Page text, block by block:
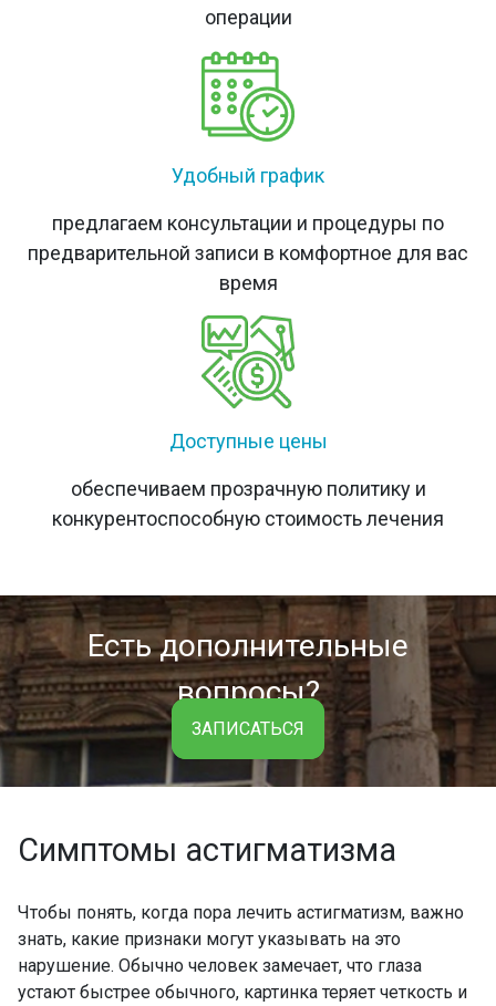
операции
Удобный график
предлагаем консультации и процедуры по
предварительной записи в комфортное для вас
время
Доступные цены
обеспечиваем прозрачную политику и
конкурентоспособную стоимость лечения
Есть дополнительные
вопросы?
ЗАПИСАТЬСЯ
Симптомы астигматизма
Чтобы понять, когда пора лечить астигматизм, важно
знать, какие признаки могут указывать на это
нарушение. Обычно человек замечает, что глаза
устают быстрее обычного, картинка теряет четкость и